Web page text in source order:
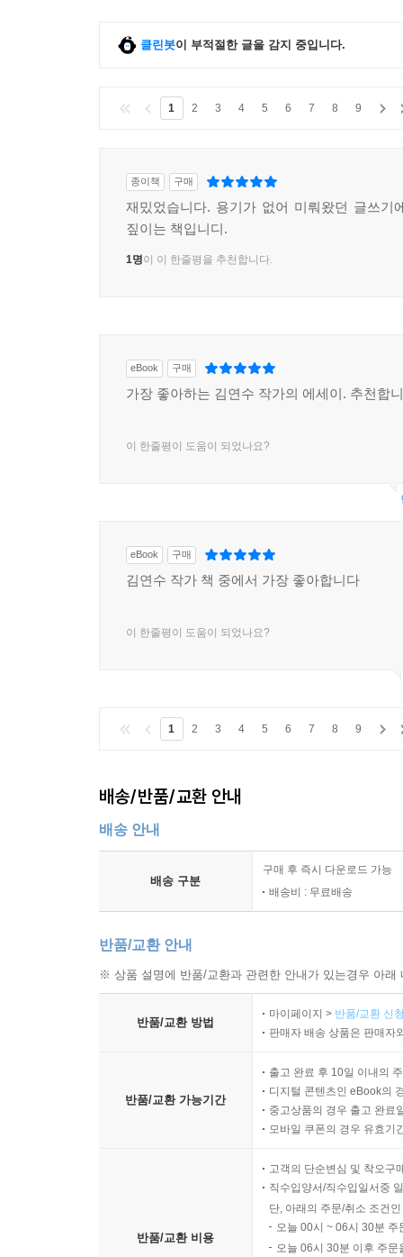
클린봇이 부적절한 글을 감지 중입니다.
1 2 3 4 5 6 7 8 9
종이책 구매
재밌었습니다. 용기가 없어 미뤄왔던 글쓰기
짚이는 책입니디.
1명이 이 한줄평을 추천합니다.
eBook 구매
가장 좋아하는 김연수 작가의 에세이. 추천합
이 한줄평이 도움이 되었나요?
eBook 구매
김연수 작가 책 중에서 가장 좋아합니다
이 한줄평이 도움이 되었나요?
1 2 3 4 5 6 7 8 9
배송/반품/교환 안내
배송 안내
배송 구분
구매 후 즉시 다운로드 가능
배송비 : 무료배송
반품/교환 안내
※ 상품 설명에 반품/교환과 관련한 안내가 있는경우 아
반품/교환 방법
마이페이지 > 반품/교환 신
판매자 배송 상품은 판매자
반품/교환 가능기간
출고 완료 후 10일 이내의
디지털 콘텐츠인 eBook의
중고상품의 경우 출고 완료
모바일 쿠폰의 경우 유효기
반품/교환 비용
고객의 단순변심 및 착오구
직수입양서/직수입일서중
단, 아래의 주문/취소 조건
오늘 00시 ~ 06시 30분
오늘 06시 30분 이후 주